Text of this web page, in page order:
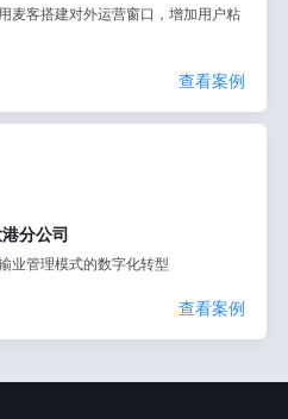
麦客搭建对外运营窗口，增加用户粘
查看案例
分公司
业管理模式的数字化转型
查看案例